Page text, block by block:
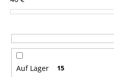
t
o
r
Auf Lager 15
e
m
f
e
h